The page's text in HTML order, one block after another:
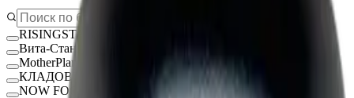
RISINGSTAR
Вита-Стандарт
MotherPlant
КЛАДОВИТ
NOW FOODS